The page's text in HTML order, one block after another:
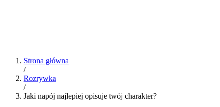
Strona główna
/
Rozrywka
/
Jaki napój najlepiej opisuje twój charakter?